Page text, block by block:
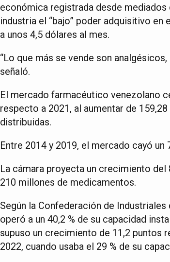
económica registrada desde
industria el “bajo” poder adquisitivo
a unos 4,5 dólares al mes.
“Lo que más se vende son
señaló.
El mercado farmacéutico venezolano
respecto a 2021, al aumentar de
distribuidas.
Entre 2014 y 2019, el mercado cayó
La cámara proyecta un crecimiento del
210 millones de medicamentos.
Según la Confederación de
operó a un 40,2 % de su capacidad
supuso un crecimiento de 11,2 puntos
2022, cuando usaba el 29 % de su